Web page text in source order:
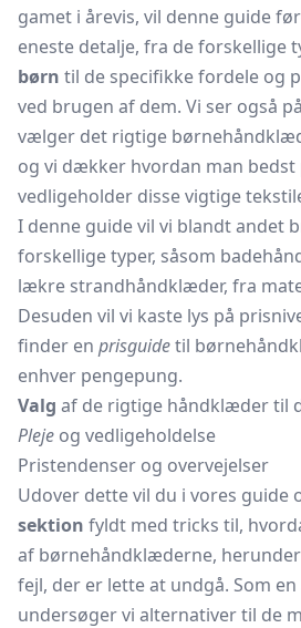
gamet i årevis, vil denne guide
eneste detalje, fra de forskellige
børn til de specifikke fordele og
ved brugen af dem. Vi ser også
vælger det rigtige
og vi dækker hvordan man bedst
vedligeholder disse vigtige
I denne guide vil vi blandt andet
forskellige typer, såsom
lækre strandhåndklæder, fra
Desuden vil vi kaste lys på
finder en prisguidetil
enhver pengepung.
Valg af de rigtige håndklæder til
Pleje og vedligeholdelse
Pristendenser og overvejelser
Udover dette vil du i vores guide
sektion fyldt med tricks til,
af børnehåndklæderne,
fejl, der er lette at undgå. Som
undersøger vi alternativer til de